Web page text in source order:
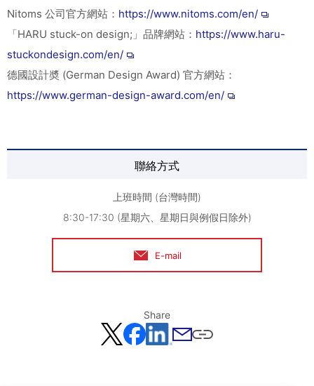
Nitoms 公司官方網站： https://www.nitoms.com/en/
「HARU stuck-on design;」品牌網站： https://www.haru-
stuckondesign.com/en/
德國設計奬 (German Design Award) 官方網站：
https://www.german-design-award.com/en/
聯絡方式
上班時間 (台灣時間)
8:30-17:30 (星期六、星期日與例假日除外)
E-mail
Share